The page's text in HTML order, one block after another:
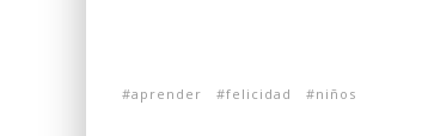
aprender felicidad niños